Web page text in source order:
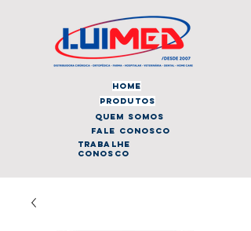
home
produtos
quem somos
fale conosco
trabalhe
conosco